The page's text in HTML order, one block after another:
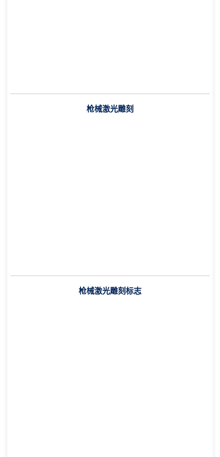
枪械激光雕刻
枪械激光雕刻标志